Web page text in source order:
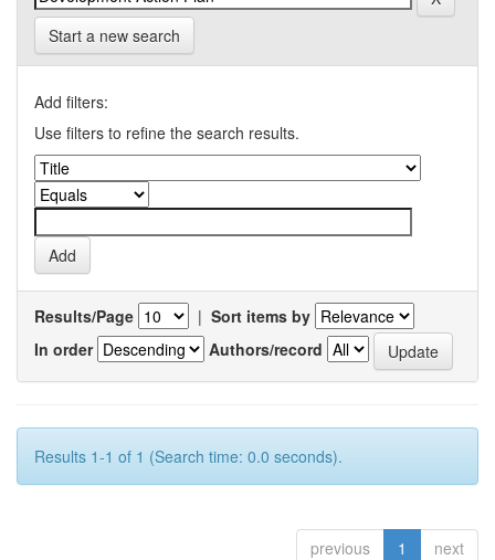
Start a new search
Add filters:
Use filters to refine the search results.
Results/Page | Sort items by
In order
Authors/record
Results 1-1 of 1 (Search time: 0.0 seconds).
previous 1 next